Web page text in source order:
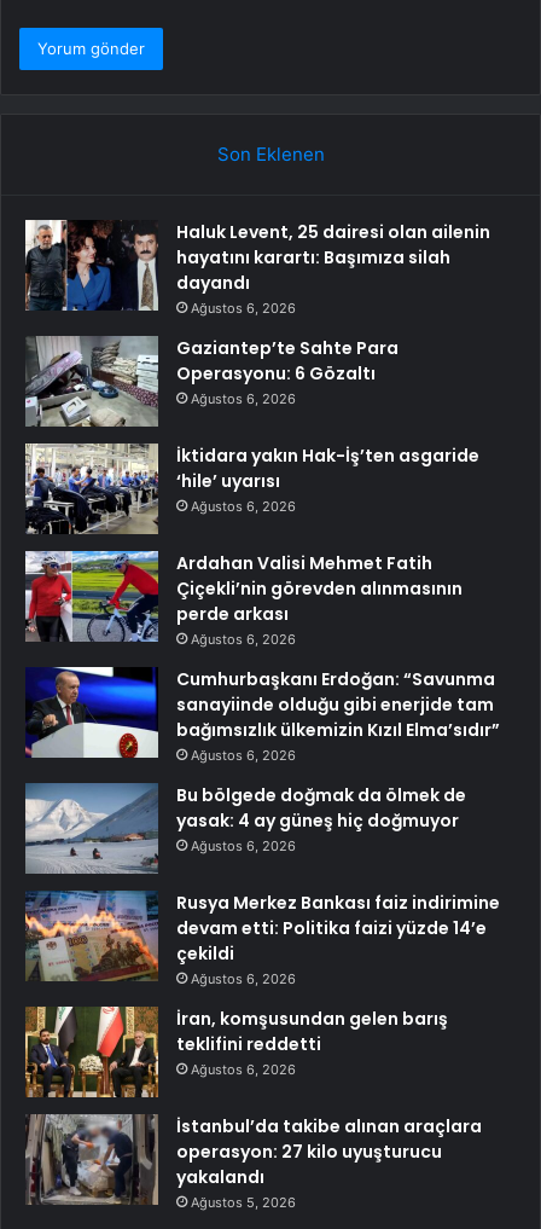
Son Eklenen
Haluk Levent, 25 dairesi olan ailenin
hayatını karartı: Başımıza silah
dayandı
Ağustos 6, 2026
Gaziantep’te Sahte Para
Operasyonu: 6 Gözaltı
Ağustos 6, 2026
İktidara yakın Hak-İş’ten asgaride
‘hile’ uyarısı
Ağustos 6, 2026
Ardahan Valisi Mehmet Fatih
Çiçekli’nin görevden alınmasının
perde arkası
Ağustos 6, 2026
Cumhurbaşkanı Erdoğan: “Savunma
sanayiinde olduğu gibi enerjide tam
bağımsızlık ülkemizin Kızıl Elma’sıdır”
Ağustos 6, 2026
Bu bölgede doğmak da ölmek de
yasak: 4 ay güneş hiç doğmuyor
Ağustos 6, 2026
Rusya Merkez Bankası faiz indirimine
devam etti: Politika faizi yüzde 14’e
çekildi
Ağustos 6, 2026
İran, komşusundan gelen barış
teklifini reddetti
Ağustos 6, 2026
İstanbul’da takibe alınan araçlara
operasyon: 27 kilo uyuşturucu
yakalandı
Ağustos 5, 2026